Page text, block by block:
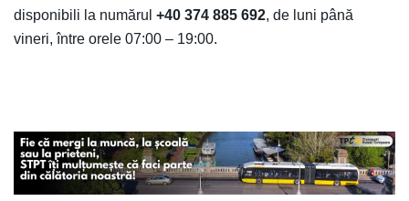
disponibili la numărul +40 374 885 692, de luni până
vineri, între orele 07:00 – 19:00.